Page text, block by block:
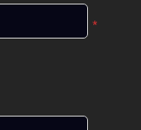
*